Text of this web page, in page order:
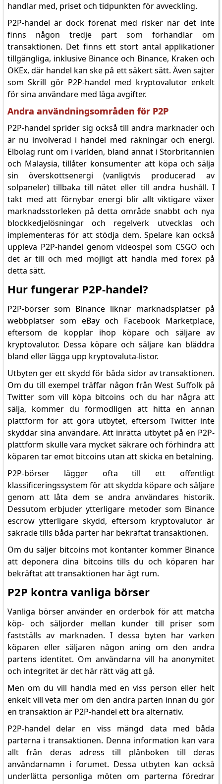
handlar med, priset och tidpunkten för avveckling.
P2P-handel är dock förenat med risker när det inte
finns någon tredje part som förhandlar om
transaktionen. Det finns ett stort antal applikationer
tillgängliga, inklusive Binance och Binance, Kraken och
OKEx, där handel kan ske på ett säkert sätt. Även sajter
som Skrill gör P2P-handel med kryptovalutor enkelt
för sina användare med låga avgifter.
Andra användningsområden för P2P
P2P-handel sprider sig också till andra marknader och
är nu involverad i handel med räkningar och energi.
Elbolag runt om i världen, bland annat i Storbritannien
och Malaysia, tillåter konsumenter att köpa och sälja
sin överskottsenergi (vanligtvis producerad av
solpaneler) tillbaka till nätet eller till andra hushåll. I
takt med att förnybar energi blir allt viktigare växer
marknadsstorleken på detta område snabbt och nya
blockkedjelösningar och regelverk utvecklas och
implementeras för att stödja dem. Spelare kan också
uppleva P2P-handel genom videospel som CSGO och
det är till och med möjligt att handla med forex på
detta sätt.
Hur fungerar P2P-handel?
P2P-börser som Binance liknar marknadsplatser på
webbplatser som eBay och Facebook Marketplace,
eftersom de kopplar ihop köpare och säljare av
kryptovalutor. Dessa köpare och säljare kan bläddra
bland eller lägga upp kryptovaluta-listor.
Utbyten ger ett skydd för båda sidor av transaktionen.
Om du till exempel träffar någon från West Suffolk på
Twitter som vill köpa bitcoins och du har några att
sälja, kommer du förmodligen att hitta en annan
plattform för att göra utbytet, eftersom Twitter inte
skyddar sina användare. Att inrätta utbytet på en P2P-
plattform skulle vara mycket säkrare och förhindra att
köparen tar emot bitcoins utan att skicka en betalning.
P2P-börser lägger ofta till ett offentligt
klassificeringssystem för att skydda köpare och säljare
genom att låta dem se andra användares historik.
Dessutom erbjuder ytterligare metoder som Binance
escrow ytterligare skydd, eftersom kryptovalutor är
säkrade tills båda parter har bekräftat transaktionen.
Om du säljer bitcoins mot kontanter kommer Binance
att deponera dina bitcoins tills du och köparen har
bekräftat att transaktionen har ägt rum.
P2P kontra vanliga börser
Vanliga börser använder en orderbok för att matcha
köp- och säljorder mellan kunder till priser som
fastställs av marknaden. I dessa byten har varken
köparen eller säljaren någon aning om den andra
partens identitet. Om användarna vill ha anonymitet
och integritet är det här rätt väg att gå.
Men om du vill handla med en viss person eller helt
enkelt vill veta mer om den andra parten innan du gör
en transaktion är P2P-handel ett bra alternativ.
P2P-handel delar en viss mängd data med båda
parterna i transaktionen. Denna information kan vara
allt från deras adress till plånboken till deras
användarnamn i forumet. Dessa utbyten kan också
underlätta personliga möten om parterna föredrar